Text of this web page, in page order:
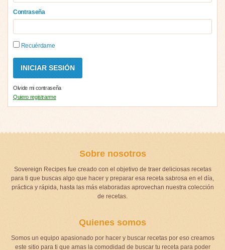
Contraseña
Recuérdame
Olvide mi contraseña
Quiero registrarme
Sobre nosotros
Sovereign Recipes fue creado con el objetivo de traer deliciosas recetas
para ti que buscas algo que hacer y preparar esa receta sabrosa en el día,
práctica y rápida, hasta las más elaboradas aprovechan nuestra colección
de recetas.
Quienes somos
Somos un equipo apasionado por hacer y buscar recetas por eso creamos
este sitio para ti que amas la comodidad de buscar tu receta para poder